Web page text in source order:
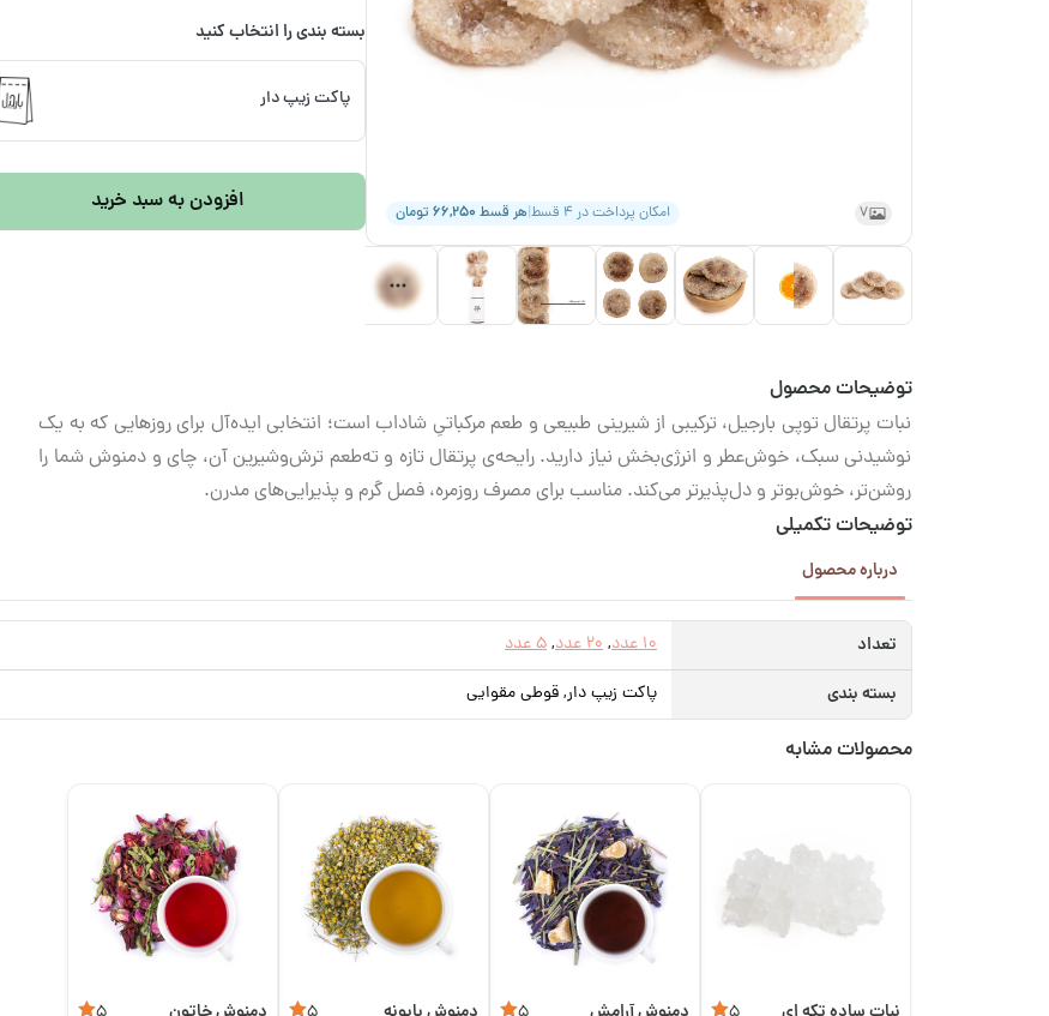
7 امکان پرداخت در ۴ قسط |هر قسط ۶۶,۲۵۰ تومان
بسته بندی را انتخاب کنید
پاکت زیپ دار
افزودن به سبد خرید
توضیحات محصول
نبات پرتقال توپی بارجیل، ترکیبی از شیرینی طبیعی و طعم مرکباتیِ شاداب است؛ انتخابی ایده‌آل برای روزهایی که به یک
نوشیدنی سبک، خوش‌عطر و انرژی‌بخش نیاز دارید. رایحه‌ی پرتقال تازه و ته‌طعم ترش‌وشیرین آن، چای و دمنوش شما را
روشن‌تر، خوش‌بوتر و دل‌پذیرتر می‌کند. مناسب برای مصرف روزمره، فصل گرم و پذیرایی‌های مدرن.
توضیحات تکمیلی
درباره محصول
تعداد 10 عدد ,20 عدد ,5 عدد
بسته بندی پاکت زیپ دار, قوطی مقوایی
محصولات مشابه